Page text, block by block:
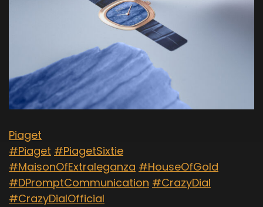
Piaget
#Piaget #PiagetSixtie
#MaisonOfExtraleganza #HouseOfGold
#DPromptCommunication #CrazyDial
#CrazyDialOfficial